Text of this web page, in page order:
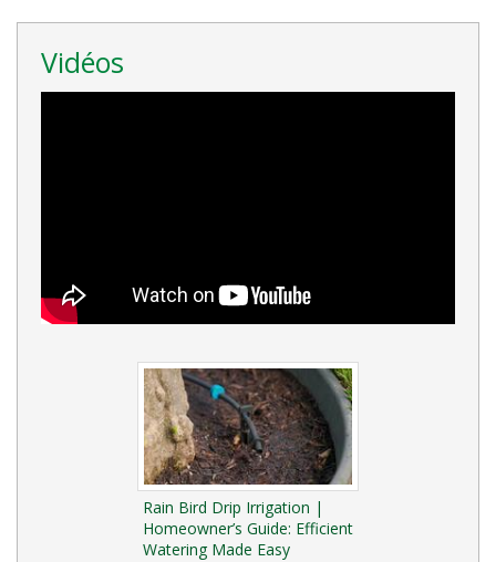
Vidéos
Rain Bird Drip Irrigation |
Homeowner’s Guide: Efficient
Watering Made Easy